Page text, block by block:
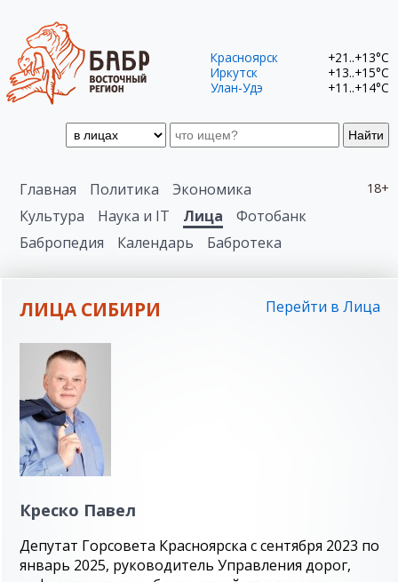
Найти
Красноярск
+21..+13°C
Иркутск
+13..+15°C
Улан-Удэ
+11..+14°C
18+
Главная Политика
Экономика
Культура
Наука и IT Лица
Фотобанк
Бабропедия
Календарь Бабротека
ЛИЦА СИБИРИ Перейти в Лица
Креско Павел
Депутат Горсовета Красноярска с сентября 2023 по
январь 2025, руководитель Управления дорог,